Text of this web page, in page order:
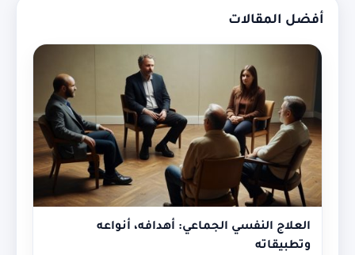
أفضل المقالات
العلاج النفسي الجماعي: أهدافه، أنواعه
وتطبيقاته